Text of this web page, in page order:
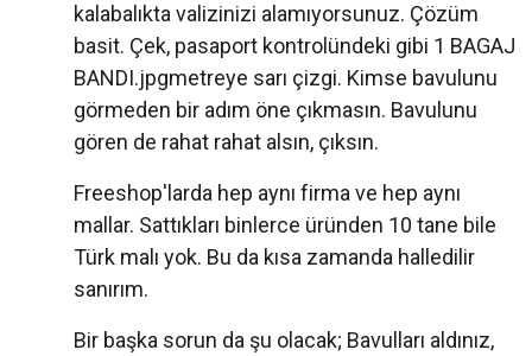
kalabalıkta valizinizi alamıyorsunuz. Çözüm
basit. Çek, pasaport kontrolündeki gibi 1 BAGAJ
BANDI.jpgmetreye sarı çizgi. Kimse bavulunu
görmeden bir adım öne çıkmasın. Bavulunu
gören de rahat rahat alsın, çıksın.
Freeshop'larda hep aynı firma ve hep aynı
mallar. Sattıkları binlerce üründen 10 tane bile
Türk malı yok. Bu da kısa zamanda halledilir
sanırım.
Bir başka sorun da şu olacak; Bavulları aldınız,